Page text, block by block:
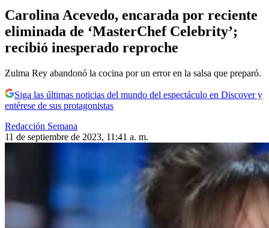
Carolina Acevedo, encarada por reciente
eliminada de ‘MasterChef Celebrity’;
recibió inesperado reproche
Zulma Rey abandonó la cocina por un error en la salsa que preparó.
Siga las últimas noticias del mundo del espectáculo en Discover y
entérese de sus protagonistas
Redacción Semana
11 de septiembre de 2023, 11:41 a. m.